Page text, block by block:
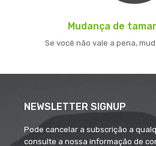
Mudança de
Se você não vale a pena,
NEWSLETTER SIGNUP
Pode cancelar a subscrição a
consulte a nossa informação de